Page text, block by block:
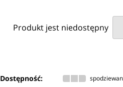
Produkt jest niedostępny
Dostępność: